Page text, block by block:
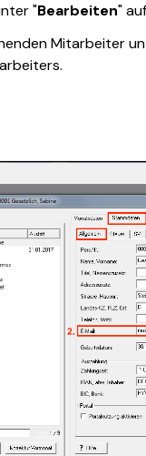
"Bearbeiten"
Mitarbeiter